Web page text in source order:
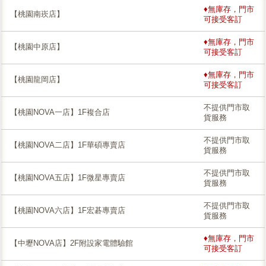
【桃園南崁店】
♦無庫存，門市
可接受客訂
【桃園中原店】
♦無庫存，門市
可接受客訂
【桃園龍岡店】
♦無庫存，門市
可接受客訂
【桃園NOVA一店】1F複合店
不提供門市取
貨服務
【桃園NOVA二店】1F華碩專賣店
不提供門市取
貨服務
【桃園NOVA五店】1F微星專賣店
不提供門市取
貨服務
【桃園NOVA六店】1F宏碁專賣店
不提供門市取
貨服務
【中壢NOVA店】2F附設家電體驗館
♦無庫存，門市
可接受客訂